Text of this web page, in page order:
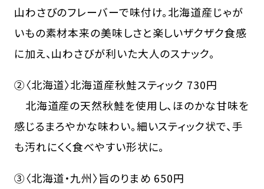
山わさびのフレーバーで味付け。北海道産じゃが
いもの素材本来の美味しさと楽しいザクザク食感
に加え、山わさびが利いた大人のスナック。
②〈北海道〉北海道産秋鮭スティック 730円
北海道産の天然秋鮭を使用し、ほのかな甘味を
感じるまろやかな味わい。細いスティック状で、手
も汚れにくく食べやすい形状に。
③〈北海道・九州〉旨のりまめ 650円